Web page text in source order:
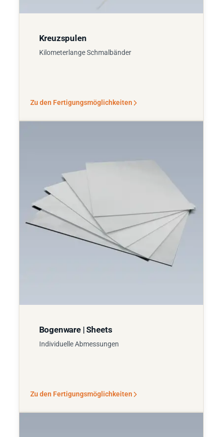
Kreuzspulen
Kilometerlange Schmalbänder
Zu den Fertigungsmöglichkeiten
Bogenware | Sheets
Individuelle Abmessungen
Zu den Fertigungsmöglichkeiten